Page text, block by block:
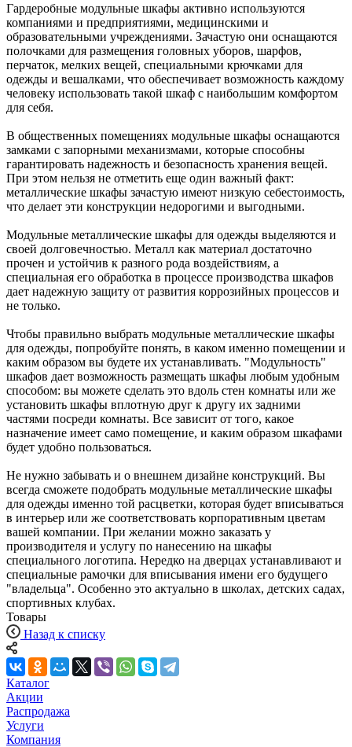
Гардеробные модульные шкафы активно используются
компаниями и предприятиями, медицинскими и
образовательными учреждениями. Зачастую они оснащаются
полочками для размещения головных уборов, шарфов,
перчаток, мелких вещей, специальными крючками для
одежды и вешалками, что обеспечивает возможность каждому
человеку использовать такой шкаф с наибольшим комфортом
для себя.
В общественных помещениях модульные шкафы оснащаются
замками с запорными механизмами, которые способны
гарантировать надежность и безопасность хранения вещей.
При этом нельзя не отметить еще один важный факт:
металлические шкафы зачастую имеют низкую себестоимость,
что делает эти конструкции недорогими и выгодными.
Модульные металлические шкафы для одежды выделяются и
своей долговечностью. Металл как материал достаточно
прочен и устойчив к разного рода воздействиям, а
специальная его обработка в процессе производства шкафов
дает надежную защиту от развития коррозийных процессов и
не только.
Чтобы правильно выбрать модульные металлические шкафы
для одежды, попробуйте понять, в каком именно помещении и
каким образом вы будете их устанавливать. "Модульность"
шкафов дает возможность размещать шкафы любым удобным
способом: вы можете сделать это вдоль стен комнаты или же
установить шкафы вплотную друг к другу их задними
частями посреди комнаты. Все зависит от того, какое
назначение имеет само помещение, и каким образом шкафами
будет удобно пользоваться.
Не нужно забывать и о внешнем дизайне конструкций. Вы
всегда сможете подобрать модульные металлические шкафы
для одежды именно той расцветки, которая будет вписываться
в интерьер или же соответствовать корпоративным цветам
вашей компании. При желании можно заказать у
производителя и услугу по нанесению на шкафы
специального логотипа. Нередко на дверцах устанавливают и
специальные рамочки для вписывания имени его будущего
"владельца". Особенно это актуально в школах, детских садах,
спортивных клубах.
Товары
Назад к списку
Каталог
Акции
Распродажа
Услуги
Компания